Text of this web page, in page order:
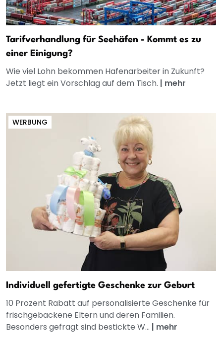
Tarifverhandlung für Seehäfen - Kommt es zu
einer Einigung?
Wie viel Lohn bekommen Hafenarbeiter in Zukunft?
Jetzt liegt ein Vorschlag auf dem Tisch. | mehr
WERBUNG
Individuell gefertigte Geschenke zur Geburt
10 Prozent Rabatt auf personalisierte Geschenke für
frischgebackene Eltern und deren Familien.
Besonders gefragt sind bestickte W... | mehr